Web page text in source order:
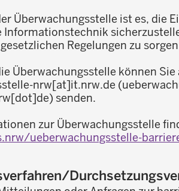
Überwachungsstelle ist es, die
Informationstechnik
Regelungen zu
Überwachungsstelle können Sie
nrw[at]it.nrw.de
senden.
zur Überwachungsstelle
ueberwachungsstelle-